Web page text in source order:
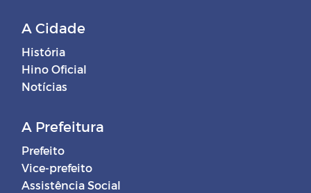
A Cidade
História
Hino Oficial
Notícias
A Prefeitura
Prefeito
Vice-prefeito
Assistência Social